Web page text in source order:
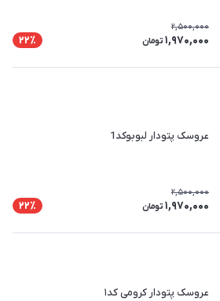
2,500,000
1,970,000 تومان 22٪
عروسک پتودار لبوبوکد1
2,500,000
1,970,000 تومان 22٪
عروسک پتودار کرومی کد۱